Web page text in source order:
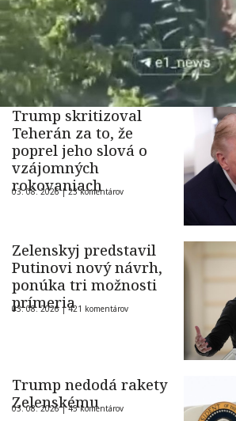
Trump skritizoval
Teherán za to, že
poprel jeho slová o
vzájomných
rokovaniach
03. 08. 2026 |23 komentárov
Zelenskyj predstavil
Putinovi nový návrh,
ponúka tri možnosti
prímeria
03. 08. 2026 |421 komentárov
Trump nedodá rakety
Zelenskému
03. 08. 2026 |45 komentárov